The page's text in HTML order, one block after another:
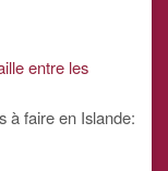
entre les
à faire en Islande: